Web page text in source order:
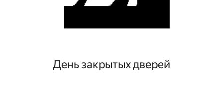
День закрытых дверей